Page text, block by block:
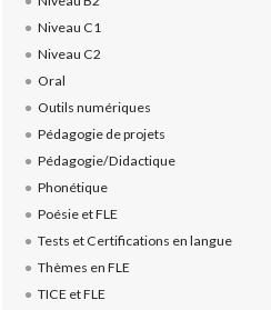
Niveau C1
Niveau C2
Oral
Outils numériques
Pédagogie de projets
Pédagogie/Didactique
Phonétique
Poésie et FLE
Tests et Certifications en langue
Thèmes en FLE
TICE et FLE